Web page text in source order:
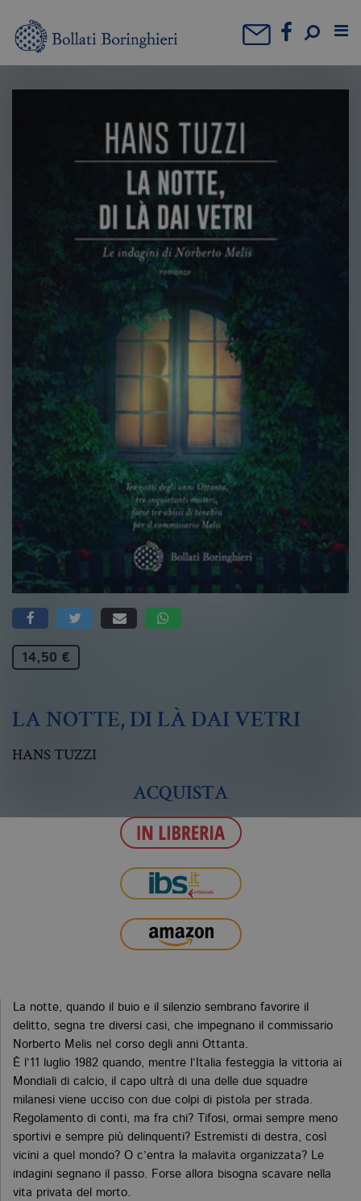
14,50 €
LA NOTTE, DI LÀ DAI VETRI
HANS TUZZI
ACQUISTA
La notte, quando il buio e il silenzio sembrano favorire il
delitto, segna tre diversi casi, che impegnano il commissario
Norberto Melis nel corso degli anni Ottanta.
È l’11 luglio 1982 quando, mentre l’Italia festeggia la vittoria ai
Mondiali di calcio, il capo ultrà di una delle due squadre
milanesi viene ucciso con due colpi di pistola per strada.
Regolamento di conti, ma fra chi? Tifosi, ormai sempre meno
sportivi e sempre più delinquenti? Estremisti di destra, così
vicini a quel mondo? O c’entra la malavita organizzata? Le
indagini segnano il passo. Forse allora bisogna scavare nella
vita privata del morto.